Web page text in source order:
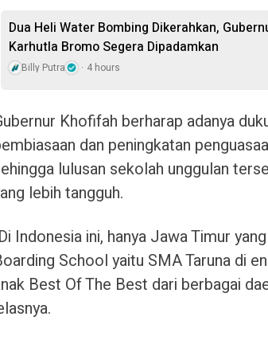
Dua Heli Water Bombing Dikerahkan,
Karhutla Bromo Segera Dipadamkan
Billy Putra 4 hours
Khofifah berharap adanya
dan peningkatan
lulusan sekolah unggulan
lebih tangguh.
Indonesia ini, hanya Jawa Timur
School yaitu SMA Taruna di
Best Of The Best dari berbagai